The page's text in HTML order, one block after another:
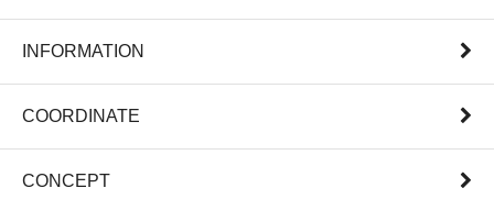
INFORMATION
COORDINATE
CONCEPT